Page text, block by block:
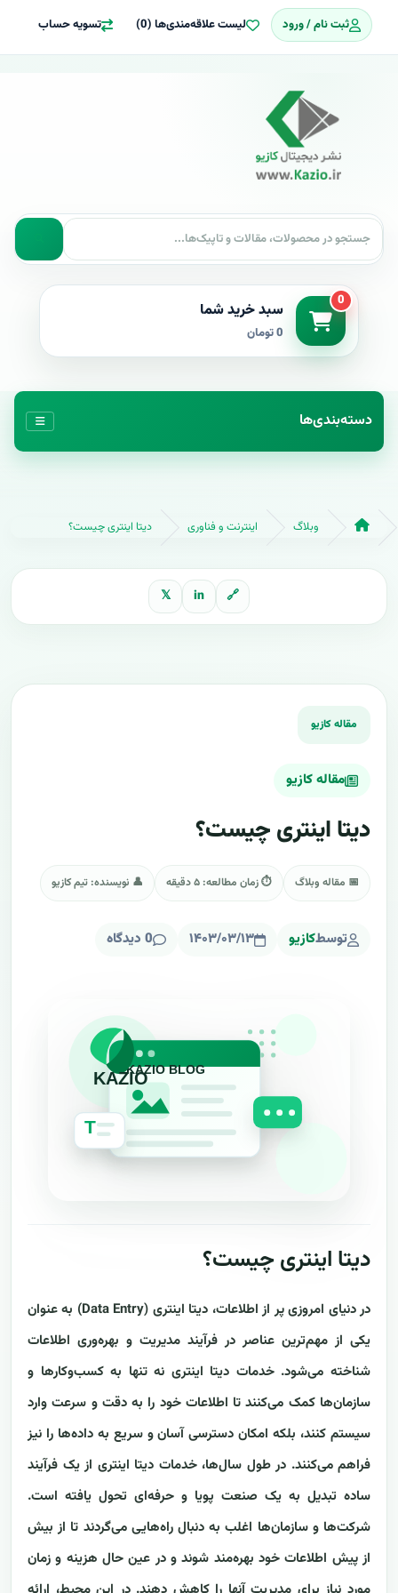
ثبت نام / ورود لیست علاقه‌مندی‌ها (0) تسویه حساب
0 سبد خرید شما
0 تومان
دسته‌بندی‌ها
وبلاگ اینترنت و فناوری دیتا اینتری چیست؟
مقاله کازیو
دیتا اینتری چیست؟
📅 مقاله وبلاگ ⏱ زمان مطالعه: ۵ دقیقه 👤 نویسنده: تیم کازیو
توسطکازیو ۱۴۰۳/۰۳/۱۳ 0 دیدگاه
دیتا اینتری چیست؟
در دنیای امروزی پر از اطلاعات، دیتا اینتری (Data Entry) به عنوان
یکی از مهم‌ترین عناصر در فرآیند مدیریت و بهره‌وری اطلاعات
شناخته می‌شود. خدمات دیتا اینتری نه تنها به کسب‌وکارها و
سازمان‌ها کمک می‌کنند تا اطلاعات خود را به دقت و سرعت وارد
سیستم کنند، بلکه امکان دسترسی آسان و سریع به داده‌ها را نیز
فراهم می‌کنند. در طول سال‌ها، خدمات دیتا اینتری از یک فرآیند
ساده تبدیل به یک صنعت پویا و حرفه‌ای تحول یافته است.
شرکت‌ها و سازمان‌ها اغلب به دنبال راه‌هایی می‌گردند تا از بیش
از پیش اطلاعات خود بهره‌مند شوند و در عین حال هزینه و زمان
🔗
in
𝕏